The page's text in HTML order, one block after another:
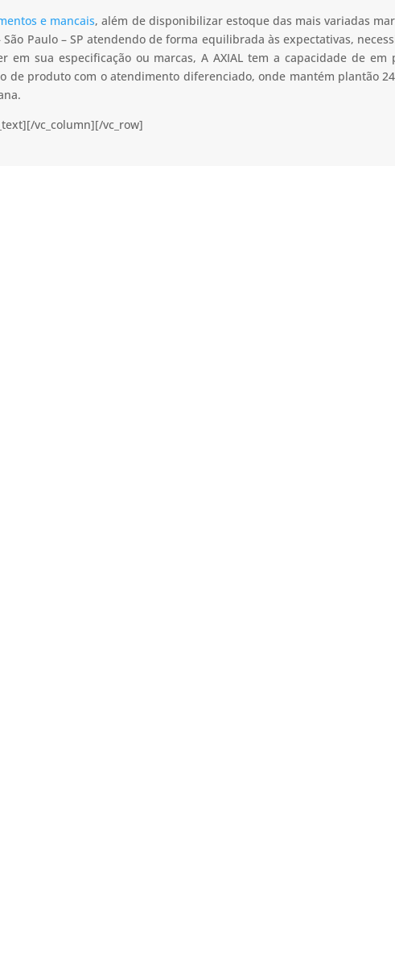
e mancais, além de disponibilizar estoque das mais variadas
São Paulo – SP atendendo de forma equilibrada às expectativas,
em sua especificação ou marcas, A AXIAL tem a capacidade de
de produto com o atendimento diferenciado, onde mantém plantão
vc_column][/vc_row]